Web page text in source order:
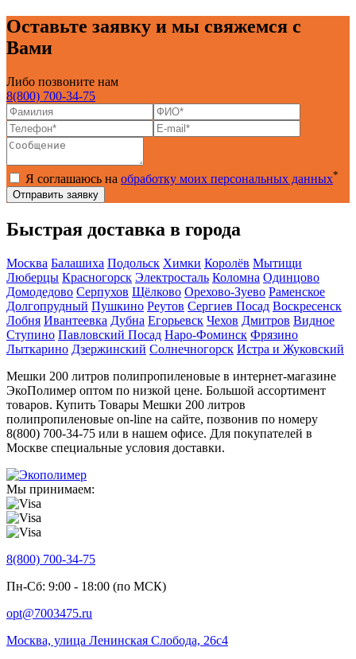
Оставьте заявку и мы свяжемся с
Вами
Либо позвоните нам
8(800) 700-34-75
Я соглашаюсь на обработку моих персональных данных*
Быстрая доставка в города
Москва Балашиха Подольск Химки Королёв Мытищи
Люберцы Красногорск Электросталь Коломна Одинцово
Домодедово Серпухов Щёлково Орехово-Зуево Раменское
Долгопрудный Пушкино Реутов Сергиев Посад Воскресенск
Лобня Ивантеевка Дубна Егорьевск Чехов Дмитров Видное
Ступино Павловский Посад Наро-Фоминск Фрязино
Лыткарино Дзержинский Солнечногорск Истра и Жуковский
Мешки 200 литров полипропиленовые в интернет-магазине
ЭкоПолимер оптом по низкой цене. Большой ассортимент
товаров. Купить Товары Мешки 200 литров
полипропиленовые on-line на сайте, позвонив по номеру
8(800) 700-34-75 или в нашем офисе. Для покупателей в
Москве специальные условия доставки.
Мы принимаем:
8(800) 700-34-75
Пн-Сб: 9:00 - 18:00 (по МСК)
opt@7003475.ru
Москва, улица Ленинская Слобода, 26с4